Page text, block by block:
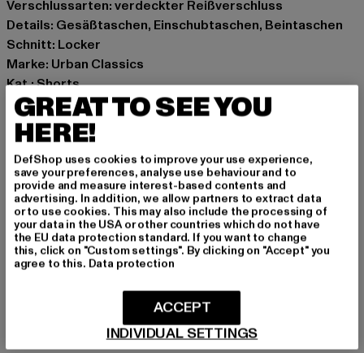
Verschlussarten: verdeckter Reißverschluss
Details: Gesäßtaschen, Einschubtaschen, Beintaschen
Schnitt: Locker
Marke: Urban Classics
Kat.: Shorts
Farbe: blau
Hersteller Farbe: new light blue dirty washed
Materialzusammensetzung: 100% Baumwolle
Art.Nr: TB7367-19925
Hersteller: TB International GmbH |info@tbint.de
Dr.-Robert-Murjahn-Straße 7 | 64372 Ober-Ramstadt |
DE
GRÖSSE & PASSFORM
PFLEGEHINWEISE
GREAT TO SEE YOU
HERE!
DefShop uses cookies to improve your use experience,
save your preferences, analyse use behaviour and to
provide and measure interest-based contents and
advertising. In addition, we allow partners to extract data
or to use cookies. This may also include the processing of
your data in the USA or other countries which do not have
the EU data protection standard. If you want to change
this, click on "Custom settings". By clicking on "Accept" you
agree to this. Data protection
INDIVIDUAL SETTINGS
ACCEPT